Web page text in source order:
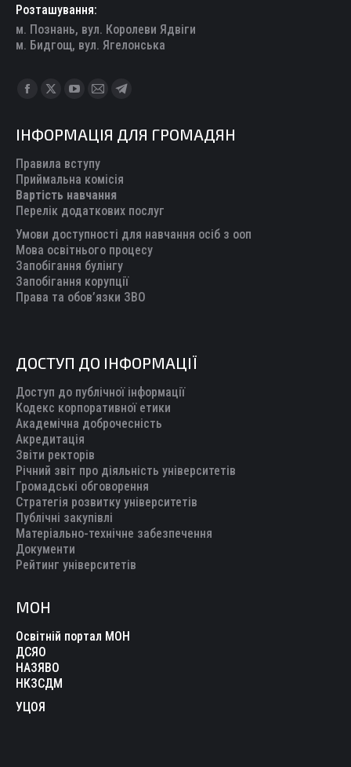
Розташування:
м. Познань, вул. Королеви Ядвіги
м. Бидгощ, вул. Ягелонська
Find us on:
Facebook
opens
in
new
window
X
opens
in
new
window
YouTube
opens
in
new
window
Mail
opens
in
new
window
Telegram
opens
new
ІНФОРМАЦІЯ ДЛЯ ГРОМАДЯН
Правила вступу
Приймальна комісія
Вартість навчання
Перелік додаткових послуг
Умови доступності для навчання осіб з ооп
Мова освітнього процесу
Запобігання булінгу
Запобігання корупції
Права та обов’язки ЗВО
ДОСТУП ДО ІНФОРМАЦІЇ
Доступ до публічної інформації
Кодекс корпоративної етики
Академічна доброчесність
Акредитація
Звіти ректорів
Річний звіт про діяльність університетів
Громадські обговорення
Стратегія розвитку університетів
Публічні закупівлі
Матеріально-технічне забезпечення
Документи
Рейтинг університетів
МОН
Освітній портал МОН
ДСЯО
НАЗЯВО
НКЗСДМ
УЦОЯ